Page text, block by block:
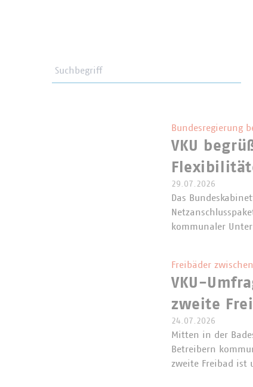
Bundesregierung
VKU
29.07.2026
Das
kommunaler
Freibäder
VKU-
zweite
24.07.2026
Mitten in der
Betreibern
zweite Freibad ist